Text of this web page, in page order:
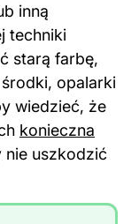
inną
techniki
starą farbę,
opalarki
wiedzieć, że
konieczna
nie uszkodzić